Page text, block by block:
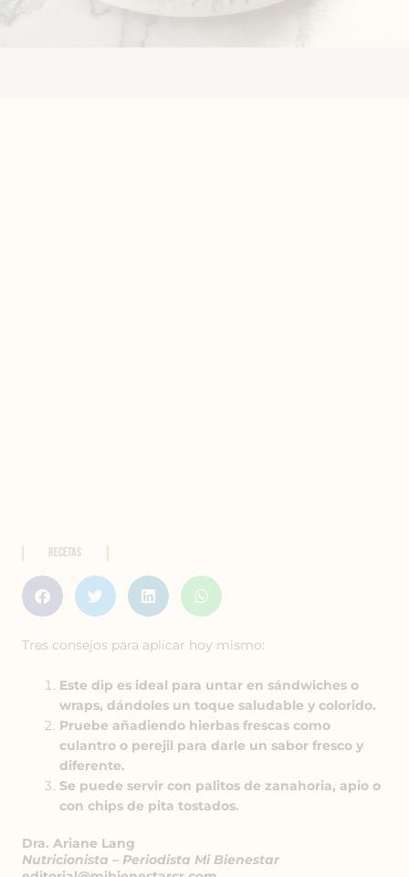
Recetas
Tres consejos para aplicar hoy mismo:
Este dip es ideal para untar en sándwiches o
wraps, dándoles un toque saludable y colorido.
Pruebe añadiendo hierbas frescas como
culantro o perejil para darle un sabor fresco y
diferente.
Se puede servir con palitos de zanahoria, apio o
con chips de pita tostados.
Dra. Ariane Lang
Nutricionista – Periodista Mi Bienestar